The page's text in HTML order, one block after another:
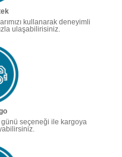
kullanarak deneyimli
ulaşabilirisiniz.
seçeneği ile kargoya